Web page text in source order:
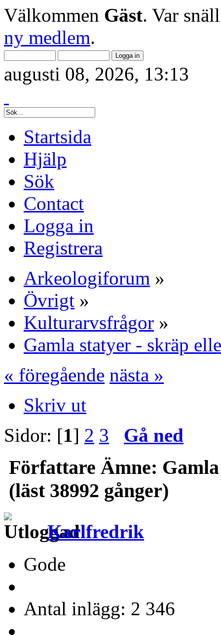
Välkommen Gäst. Var
ny medlem.
augusti 08, 2026, 13:13
Startsida
Hjälp
Sök
Contact
Logga in
Registrera
Arkeologiforum »
Övrigt »
Kulturarvsfrågor »
Gamla statyer - skräp
« föregående nästa »
Skriv ut
Sidor: [1] 2 3 Gå ned
Författare Ämne:
(läst 38992 gånger)
Karlfredrik
Gode
Antal inlägg: 2 346